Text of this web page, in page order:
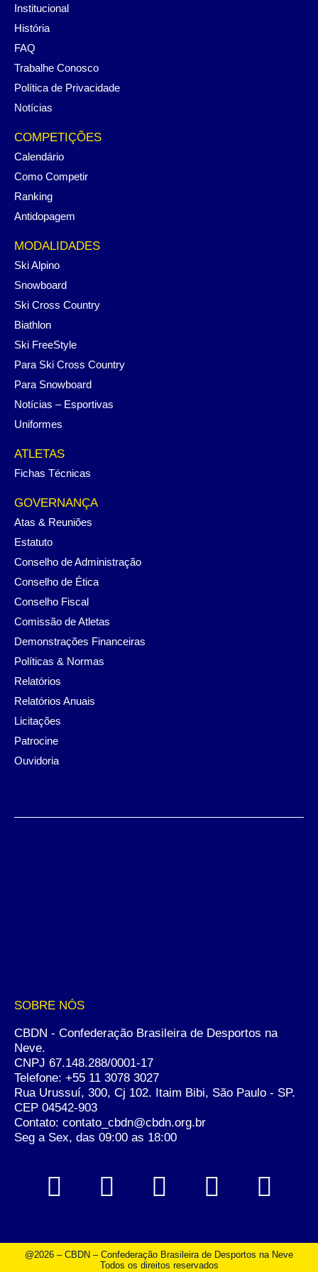
Institucional
História
FAQ
Trabalhe Conosco
Política de Privacidade
Notícias
COMPETIÇÕES
Calendário
Como Competir
Ranking
Antidopagem
MODALIDADES
Ski Alpino
Snowboard
Ski Cross Country
Biathlon
Ski FreeStyle
Para Ski Cross Country
Para Snowboard
Notícias – Esportivas
Uniformes
ATLETAS
Fichas Técnicas
GOVERNANÇA
Atas & Reuniões
Estatuto
Conselho de Administração
Conselho de Ética
Conselho Fiscal
Comissão de Atletas
Demonstrações Financeiras
Políticas & Normas
Relatórios
Relatórios Anuais
Licitações
Patrocine
Ouvidoria
SOBRE NÓS
CBDN - Confederação Brasileira de Desportos na
Neve.
CNPJ 67.148.288/0001-17
Telefone: +55 11 3078 3027
Rua Urussuí, 300, Cj 102. Itaim Bibi, São Paulo - SP.
CEP 04542-903
Contato: contato_cbdn@cbdn.org.br
Seg a Sex, das 09:00 as 18:00
@2026 – CBDN – Confederação Brasileira de Desportos na Neve
Todos os direitos reservados